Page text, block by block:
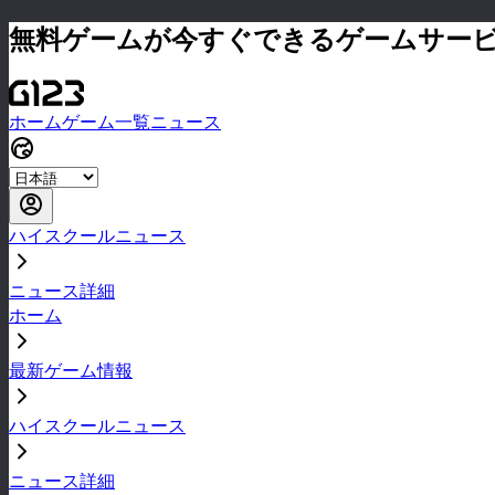
無料ゲームが今すぐできるゲームサー
ホームゲーム一覧ニュース
ハイスクールニュース
ニュース詳細
ホーム
最新ゲーム情報
ハイスクールニュース
ニュース詳細